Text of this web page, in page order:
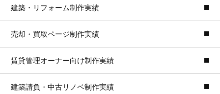
建築・リフォーム制作実績
売却・買取ページ制作実績
賃貸管理オーナー向け制作実績
建築請負・中古リノベ制作実績